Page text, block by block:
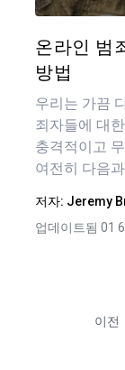
온라인 범
방법
우리는 가끔
죄자들에 대
충격적이고
여전히 다음
저자: Jeremy
업데이트됨 01
이전